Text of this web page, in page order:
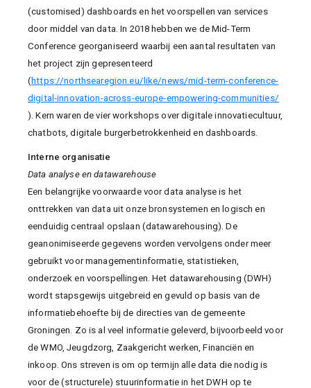
(customised) dashboards en het voorspellen van services
door middel van data. In 2018 hebben we de Mid-Term
Conference georganiseerd waarbij een aantal resultaten van
het project zijn gepresenteerd
( https://northsearegion.eu/like/news/mid-term-conference-
digital-innovation-across-europe-empowering-communities/
). Kern waren de vier workshops over digitale innovatiecultuur,
chatbots, digitale burgerbetrokkenheid en dashboards.
Interne organisatie
Data analyse en datawarehouse
Een belangrijke voorwaarde voor data analyse is het
onttrekken van data uit onze bronsystemen en logisch en
eenduidig centraal opslaan (datawarehousing). De
geanonimiseerde gegevens worden vervolgens onder meer
gebruikt voor managementinformatie, statistieken,
onderzoek en voorspellingen. Het datawarehousing (DWH)
wordt stapsgewijs uitgebreid en gevuld op basis van de
informatiebehoefte bij de directies van de gemeente
Groningen. Zo is al veel informatie geleverd, bijvoorbeeld voor
de WMO, Jeugdzorg, Zaakgericht werken, Financiën en
inkoop. Ons streven is om op termijn alle data die nodig is
voor de (structurele) stuurinformatie in het DWH op te